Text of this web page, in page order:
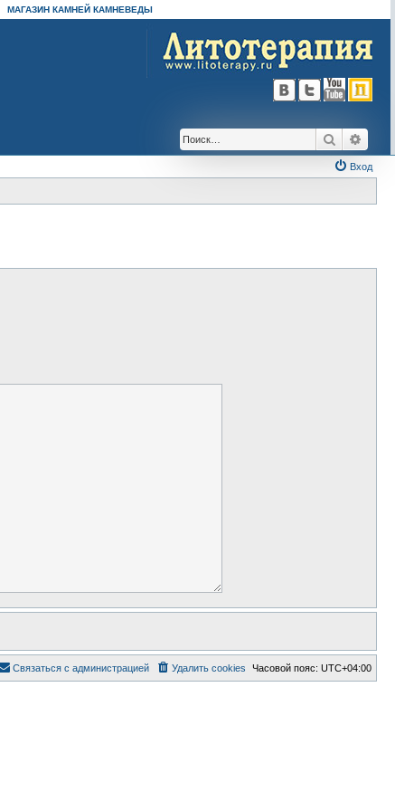
МАГАЗИН КАМНЕЙ КАМНЕВЕДЫ
Поиск
Вход
Часовой пояс: UTC+04:00
Удалить cookies
Связаться с администрацией